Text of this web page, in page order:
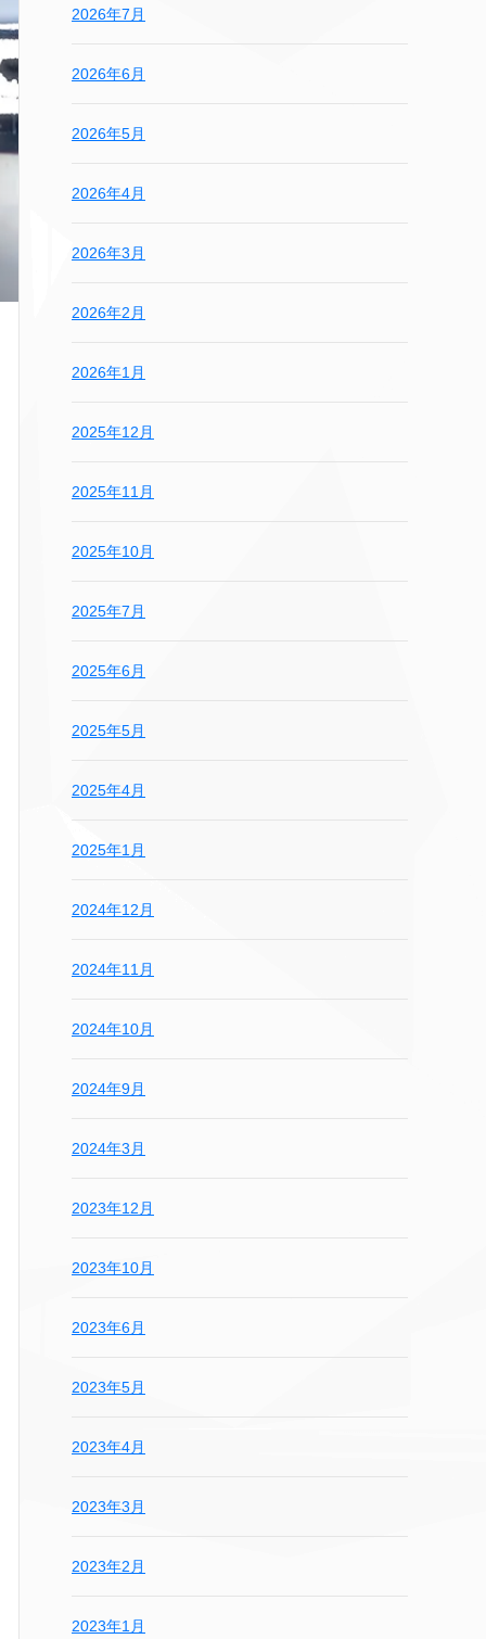
2026年7月
2026年6月
2026年5月
2026年4月
2026年3月
2026年2月
2026年1月
2025年12月
2025年11月
2025年10月
2025年7月
2025年6月
2025年5月
2025年4月
2025年1月
2024年12月
2024年11月
2024年10月
2024年9月
2024年3月
2023年12月
2023年10月
2023年6月
2023年5月
2023年4月
2023年3月
2023年2月
2023年1月